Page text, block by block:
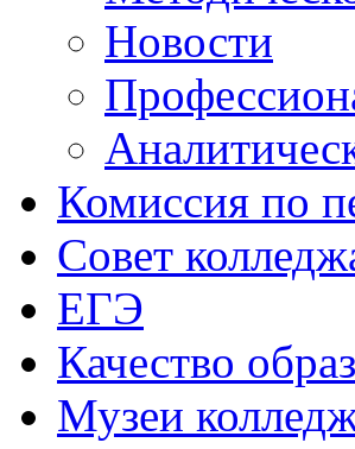
Новости
Комиссия по
Совет
ЕГЭ
Качество
Музеи